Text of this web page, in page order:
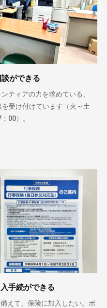
ができる
ティアの力を求めている、
受け付けています（火～土
00）。
手続ができる
えて、保険に加入したい。ボ